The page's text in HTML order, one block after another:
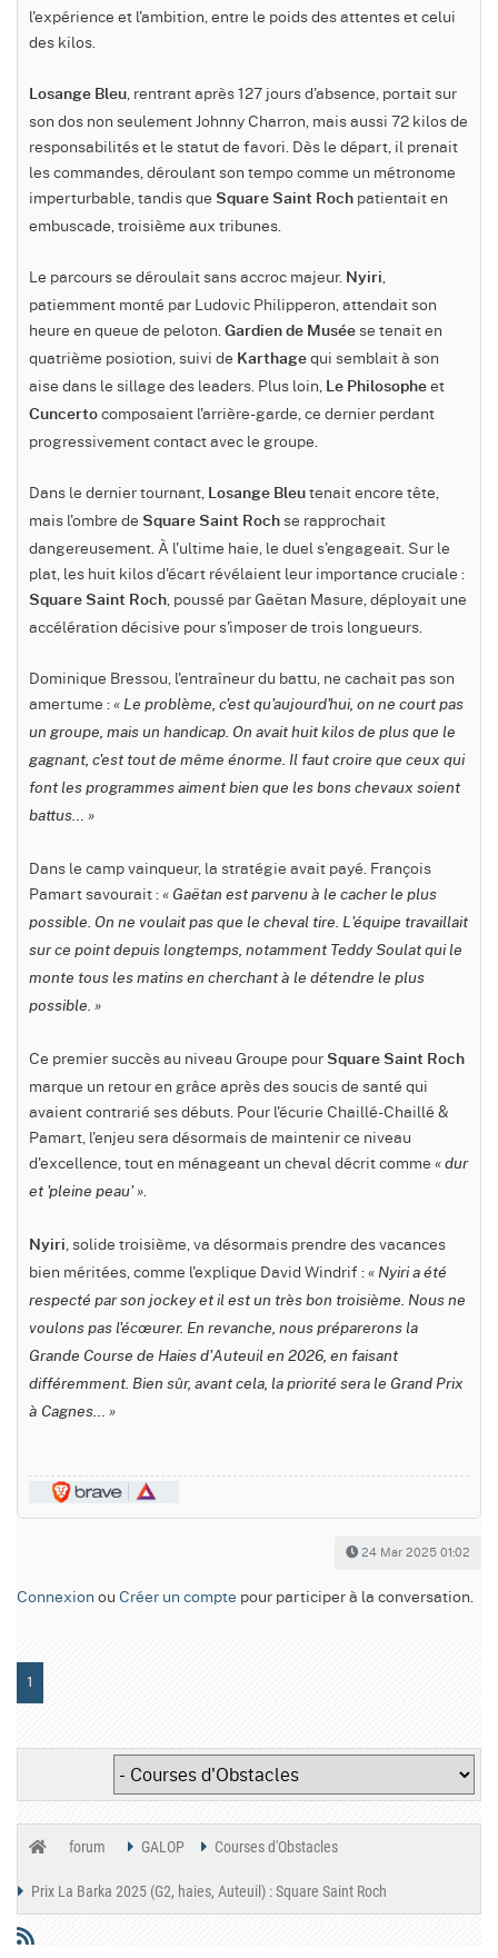
l'expérience et l'ambition, entre le poids des attentes et celui
des kilos.
Losange Bleu , rentrant après 127 jours d'absence, portait sur
son dos non seulement Johnny Charron, mais aussi 72 kilos de
responsabilités et le statut de favori. Dès le départ, il prenait
les commandes, déroulant son tempo comme un métronome
imperturbable, tandis que Square Saint Roch patientait en
embuscade, troisième aux tribunes.
Le parcours se déroulait sans accroc majeur. Nyiri
patiemment monté par Ludovic Philipperon, attendait son
heure en queue de peloton. Gardien de Musée se tenait en
quatrième posiotion, suivi de Karthage qui semblait à son
aise dans le sillage des leaders. Plus loin,
Le Philosophe et
Cuncerto composaient l'arrière-garde, ce dernier perdant
progressivement contact avec le groupe.
Dans le dernier tournant, Losange Bleu tenait encore tête,
mais l'ombre de Square Saint Roch se rapprochait
dangereusement. À l'ultime haie, le duel s'engageait. Sur le
plat, les huit kilos d'écart révélaient leur importance cruciale :
Square Saint Roch , poussé par Gaëtan Masure, déployait une
accélération décisive pour s'imposer de trois longueurs.
Dominique Bressou, l'entraîneur du battu, ne cachait pas son
amertume : « Le problème, c'est qu'aujourd'hui, on ne court pas
un groupe, mais un handicap. On avait huit kilos de plus que le
gagnant, c'est tout de même énorme. Il faut croire que ceux qui
font les programmes aiment bien que les bons chevaux soient
battus… »
Dans le camp vainqueur, la stratégie avait payé. François
Pamart savourait : « Gaëtan est parvenu à le cacher le plus
possible. On ne voulait pas que le cheval tire. L'équipe travaillait
sur ce point depuis longtemps, notamment Teddy Soulat qui le
monte tous les matins en cherchant à le détendre le plus
possible. »
Ce premier succès au niveau Groupe pour Square Saint Roch
marque un retour en grâce après des soucis de santé qui
avaient contrarié ses débuts. Pour l'écurie Chaillé-Chaillé &
Pamart, l'enjeu sera désormais de maintenir ce niveau
d'excellence, tout en ménageant un cheval décrit comme « dur
et 'pleine peau' »
Nyiri , solide troisième, va désormais prendre des vacances
bien méritées, comme l'explique David Windrif : « Nyiri a été
respecté par son jockey et il est un très bon troisième. Nous ne
voulons pas l'écœurer. En revanche, nous préparerons la
Grande Course de Haies d'Auteuil en 2026, en faisant
différemment. Bien sûr, avant cela, la priorité sera le Grand Prix
à Cagnes… »
24 Mar 2025 01:02
Connexion ou Créer un compte pour participer à la conversation.
1
forum GALOP Courses d'Obstacles
Prix La Barka 2025 (G2, haies, Auteuil) : Square Saint Roch